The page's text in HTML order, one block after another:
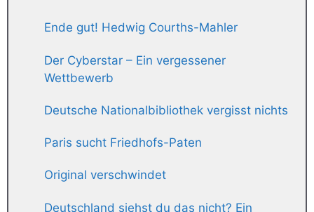
Ende gut! Hedwig Courths-Mahler
Der Cyberstar – Ein vergessener
Wettbewerb
Deutsche Nationalbibliothek vergisst nichts
Paris sucht Friedhofs-Paten
Original verschwindet
Deutschland siehst du das nicht? Ein